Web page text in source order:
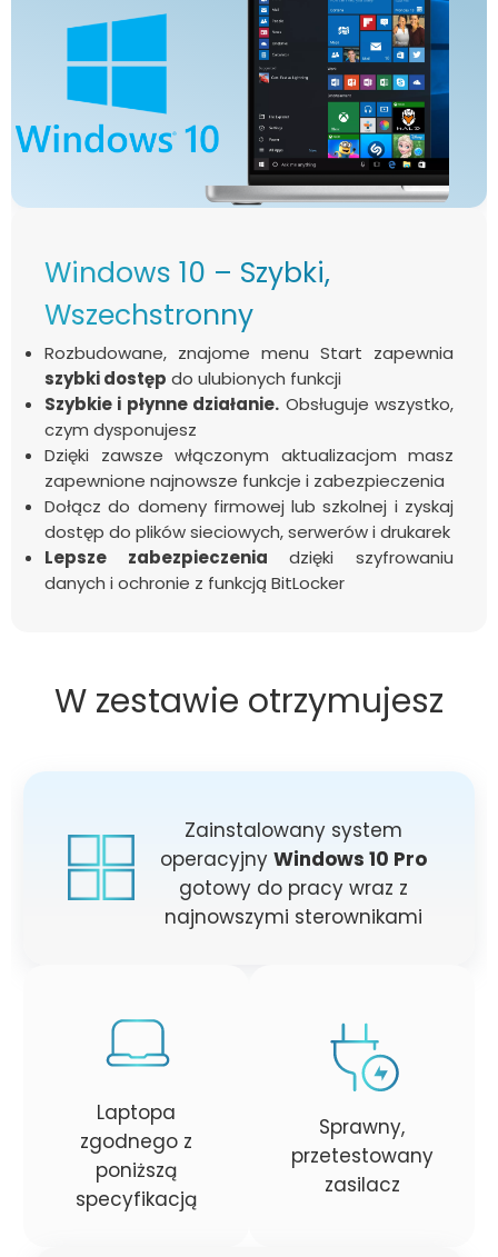
Windows 10 – Szybki,
Wszechstronny
Rozbudowane, znajome menu Start zapewnia
szybki dostęp do ulubionych funkcji
Szybkie i płynne działanie. Obsługuje wszystko,
czym dysponujesz
Dzięki zawsze włączonym aktualizacjom masz
zapewnione najnowsze funkcje i zabezpieczenia
Dołącz do domeny firmowej lub szkolnej i zyskaj
dostęp do plików sieciowych, serwerów i drukarek
Lepsze zabezpieczenia dzięki szyfrowaniu
danych i ochronie z funkcją BitLocker
W zestawie otrzymujesz
Zainstalowany system
operacyjny Windows 10 Pro
gotowy do pracy wraz z
najnowszymi sterownikami
Laptopa
zgodnego z
poniższą
specyfikacją
Sprawny,
przetestowany
zasilacz